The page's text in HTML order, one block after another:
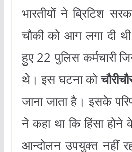
भारतीयों ने ब्रिटिश
चौकी को आग लगा दी
हुए 22 पुलिस कर्मचारी
थे। इस घटना को
जाना जाता है। इसके
ने कहा था कि हिंसा
आन्दोलन उपयुक्त नहीं